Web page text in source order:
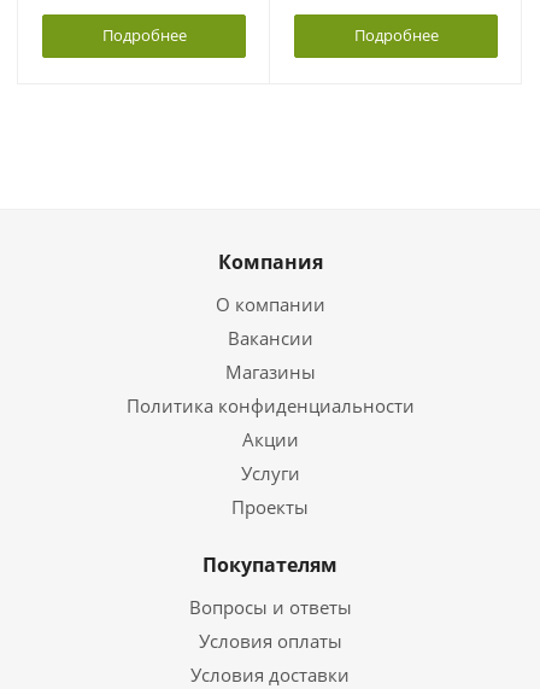
Подробнее Подробнее
Компания
О компании
Вакансии
Магазины
Политика конфиденциальности
Акции
Услуги
Проекты
Покупателям
Вопросы и ответы
Условия оплаты
Условия доставки